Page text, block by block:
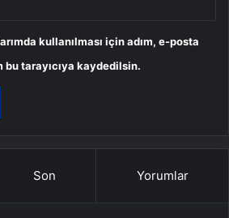
kullanılması için adım, e-posta
tarayıcıya kaydedilsin.
Son Yorumlar